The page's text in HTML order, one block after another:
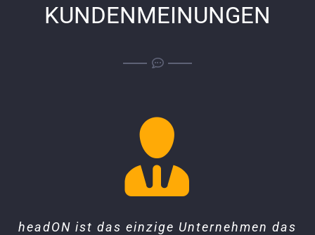
KUNDENMEINUNGEN
headON ist das einzige Unternehmen das
headON ist die Nummer 1, wenn es um
headON hat uns aus dem telefonischen